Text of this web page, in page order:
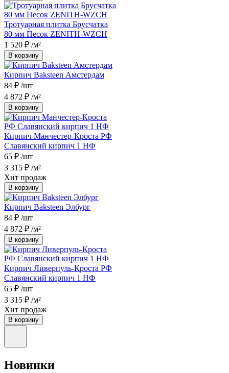
Тротуарная плитка Брусчатка
80 мм Песок ZENITH-WZCH
1 520 ₽ /м²
В корзину
Кирпич Baksteen Амстердам
84 ₽ /шт
4 872 ₽ /м²
В корзину
Кирпич Манчестер-Кроста РФ
Славянский кирпич 1 НФ
65 ₽ /шт
3 315 ₽ /м²
Хит продаж
В корзину
Кирпич Baksteen Элбург
84 ₽ /шт
4 872 ₽ /м²
В корзину
Кирпич Ливерпуль-Кроста РФ
Славянский кирпич 1 НФ
65 ₽ /шт
3 315 ₽ /м²
Хит продаж
В корзину
Новинки